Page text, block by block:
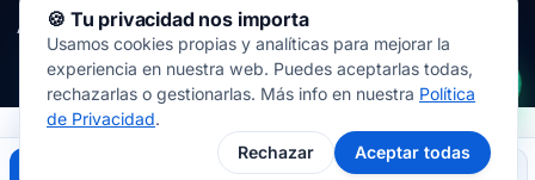
Aviso Legal
Política de Privacidad
© 2000-2026 · Javal Informática S.L. · Tienda Informática Zaragoza
· Reparación de Ordenadores, Portátiles y Móviles.
🍪 Tu privacidad nos importa
Usamos cookies propias y analíticas para mejorar la
experiencia en nuestra web. Puedes aceptarlas todas,
rechazarlas o gestionarlas. Más info en nuestra Política
de Privacidad.
Rechazar
Aceptar todas